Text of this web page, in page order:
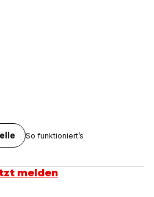
So funktioniert’s
melden